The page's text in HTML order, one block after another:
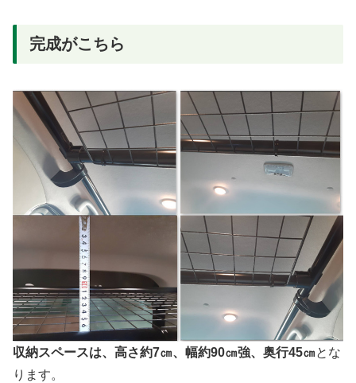
完成がこちら
収納スペースは、高さ約7㎝、幅約90㎝強、奥行45㎝とな
ります。